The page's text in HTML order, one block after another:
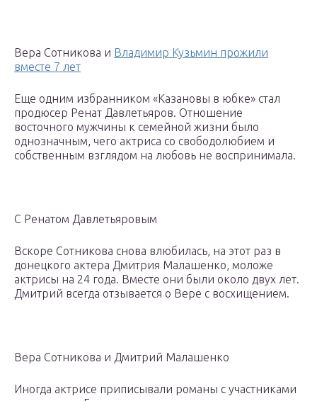
Вера Сотникова и Владимир Кузьмин прожили
вместе 7 лет
Еще одним избранником «Казановы в юбке» стал
продюсер Ренат Давлетьяров. Отношение
восточного мужчины к семейной жизни было
однозначным, чего актриса со свободолюбием и
собственным взглядом на любовь не воспринимала.
С Ренатом Давлетьяровым
Вскоре Сотникова снова влюбилась, на этот раз в
донецкого актера Дмитрия Малашенко, моложе
актрисы на 24 года. Вместе они были около двух лет.
Дмитрий всегда отзывается о Вере с восхищением.
Вера Сотникова и Дмитрий Малашенко
Иногда актрисе приписывали романы с участниками